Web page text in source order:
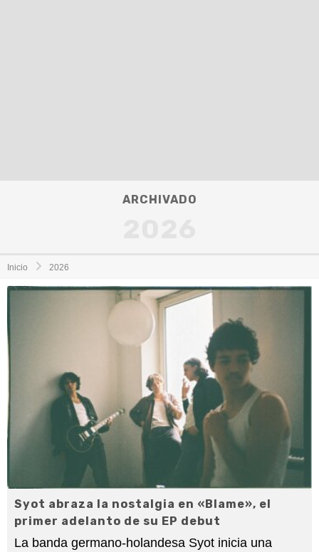
ARCHIVADO
Inicio 2026
Syot abraza la nostalgia en «Blame», el
primer adelanto de su EP debut
La banda germano-holandesa Syot inicia una